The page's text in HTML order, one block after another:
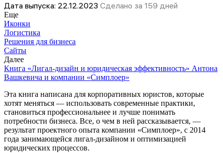
Дата выпуска: 22.12.2023 Сделано за 159 дней
Еще
Иконки
Логистика
Решения для бизнеса
Сайты
Далее
Книга «Лигал-дизайн и юридическая эффективность» Антона
Вашкевича и компании «Симплоер»
Эта книга написана для корпоративных юристов, которые
хотят меняться — использовать современные практики,
становиться профессиональнее и лучше понимать
потребности бизнеса. Все, о чем в ней рассказывается, —
результат проектного опыта компании «Симплоер», с 2014
года занимающейся лигал-дизайном и оптимизацией
юридических процессов.